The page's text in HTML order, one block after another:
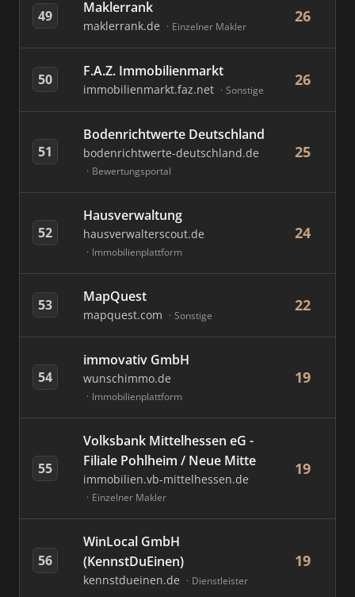
49 Maklerrank
maklerrank.de Einzelner Makler
26
50 F.A.Z. Immobilienmarkt
immobilienmarkt.faz.net Sonstige
26
51
Bodenrichtwerte Deutschland
bodenrichtwerte-deutschland.de
Bewertungsportal
25
52
Hausverwaltung
hausverwalterscout.de
Immobilienplattform
24
53 MapQuest
mapquest.com Sonstige
22
54
immovativ GmbH
wunschimmo.de
Immobilienplattform
19
55
Volksbank Mittelhessen eG -
Filiale Pohlheim / Neue Mitte
immobilien.vb-mittelhessen.de
Einzelner Makler
19
56
WinLocal GmbH
(KennstDuEinen)
kennstdueinen.de Dienstleister
19